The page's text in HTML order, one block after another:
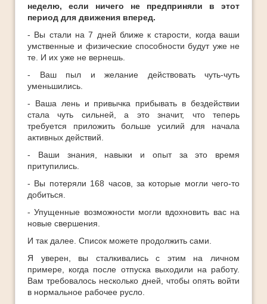
неделю, если ничего не предприняли в этот
период для движения вперед.
- Вы стали на 7 дней ближе к старости, когда ваши
умственные и физические способности будут уже не
те. И их уже не вернешь.
- Ваш пыл и желание действовать чуть-чуть
уменьшились.
- Ваша лень и привычка прибывать в бездействии
стала чуть сильней, а это значит, что теперь
требуется приложить больше усилий для начала
активных действий.
- Ваши знания, навыки и опыт за это время
притупились.
- Вы потеряли 168 часов, за которые могли чего-то
добиться.
- Упущенные возможности могли вдохновить вас на
новые свершения.
И так далее. Список можете продолжить сами.
Я уверен, вы сталкивались с этим на личном
примере, когда после отпуска выходили на работу.
Вам требовалось несколько дней, чтобы опять войти
в нормальное рабочее русло.